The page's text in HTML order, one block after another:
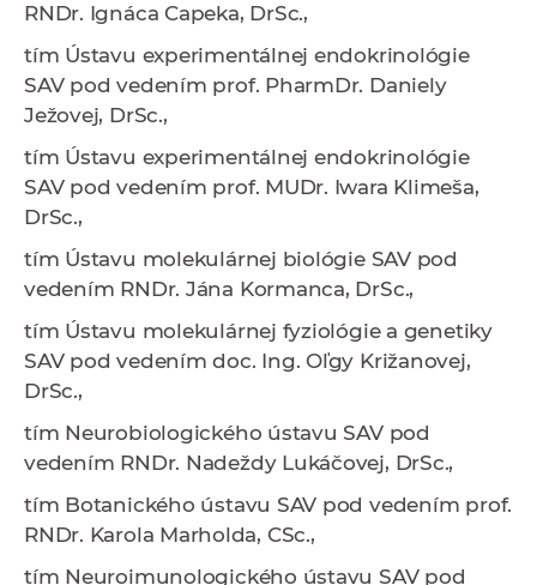
RNDr. Ignáca Capeka, DrSc.,
tím Ústavu experimentálnej endokrinológie
SAVpod vedením prof. PharmDr. Daniely
Ježovej, DrSc.,
tím Ústavu experimentálnej endokrinológie
SAVpod vedením prof. MUDr. Iwara Klimeša,
DrSc.,
tím Ústavu molekulárnej biológie SAVpod
vedením RNDr. Jána Kormanca, DrSc.,
tím Ústavu molekulárnej fyziológie a genetiky
SAVpod vedenímdoc. Ing. Oľgy Križanovej,
DrSc.,
tím Neurobiologického ústavu SAVpod
vedením RNDr. Nadeždy Lukáčovej, DrSc.,
tím Botanického ústavu SAV pod vedením prof.
RNDr. Karola Marholda, CSc.,
tím Neuroimunologického ústavu SAVpod